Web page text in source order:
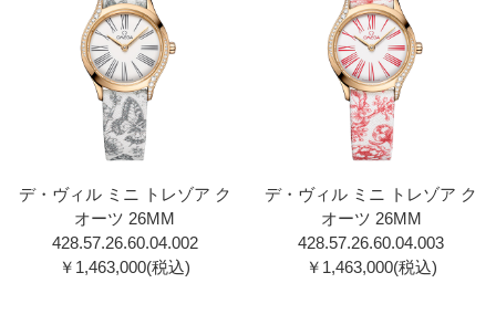
デ・ヴィル ミニ トレゾア ク
オーツ 26MM
428.57.26.60.04.002
￥1,463,000(税込)
デ・ヴィル ミニ トレゾア ク
オーツ 26MM
428.57.26.60.04.003
￥1,463,000(税込)